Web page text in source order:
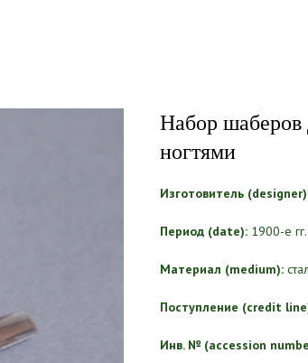
Набор шаберов
ногтями
Изготовитель
Период (date): 1900-е гг.
Материал (medium):
Поступление (credit
Инв. № (accession